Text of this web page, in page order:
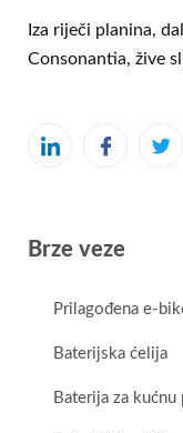
Iza riječi planina,
Consonantia, žive
Brze veze
Prilagođena e-
Baterijska ćelija
Baterija za kućnu